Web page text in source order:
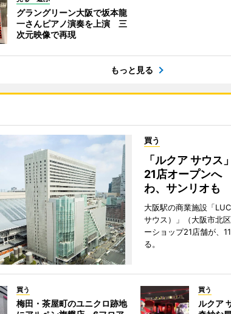
グラングリーン大阪で坂本龍
一さんピアノ演奏を上演 三
次元映像で再現
もっと見る
買う
「ルクア サウス
21店オープンへ
わ、サンリオも
大阪駅の商業施設「
サウス）」（大阪市北
ーショップ21店舗が、
る。
買う
梅田・茶屋町のユニクロ跡地
買う
ルクア